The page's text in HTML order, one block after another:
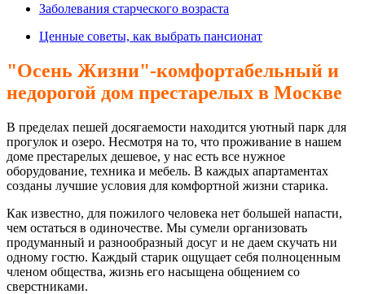
Заболевания старческого возраста
Ценные советы, как выбрать пансионат
"Осень Жизни"-комфортабельный и
недорогой дом престарелых в Москве
В пределах пешей досягаемости находится уютный парк для
прогулок и озеро. Несмотря на то, что проживание в нашем
доме престарелых дешевое, у нас есть все нужное
оборудование, техника и мебель. В каждых апартаментах
созданы лучшие условия для комфортной жизни старика.
Как известно, для пожилого человека нет большей напасти,
чем остаться в одиночестве. Мы сумели организовать
продуманный и разнообразный досуг и не даем скучать ни
одному гостю. Каждый старик ощущает себя полноценным
членом общества, жизнь его насыщена общением со
сверстниками.